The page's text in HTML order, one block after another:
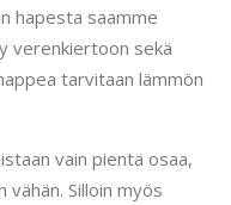
hapesta saamme
verenkiertoon sekä
tarvitaan lämmön
vain pientä osaa,
vähän. Silloin myös